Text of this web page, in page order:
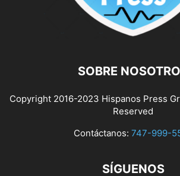
SOBRE
Copyright 2016-2023 Hispanos Press
Reserved
Contáctanos: 747-999-
SÍGUENOS